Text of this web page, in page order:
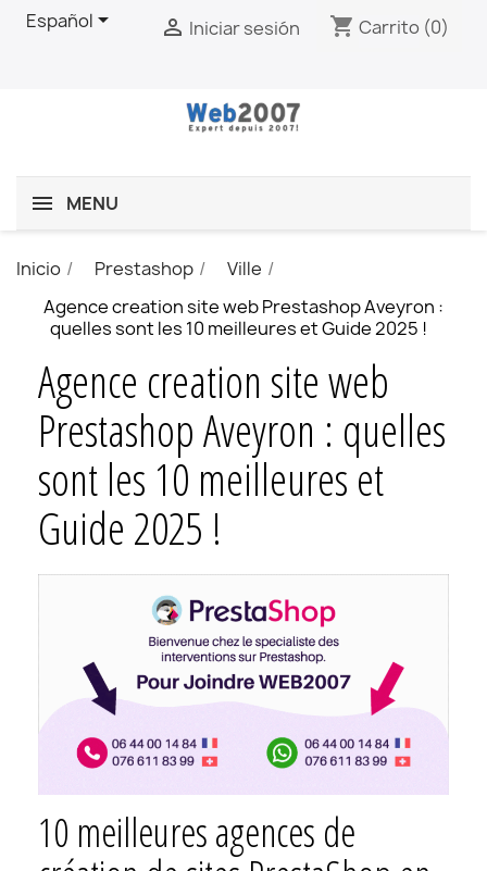
Español  Iniciar sesión shopping_cart Carrito (0)
MENU
Inicio Prestashop
Ville
Agence creation site web Prestashop Aveyron :
quelles sont les 10 meilleures et Guide 2025 !
Agence creation site web
Prestashop Aveyron : quelles
sont les 10 meilleures et
Guide 2025 !
10 meilleures agences de